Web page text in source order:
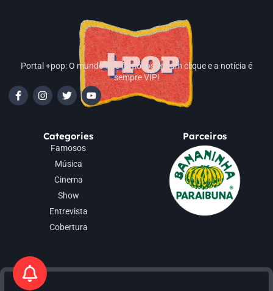
Portal +pop: O mundo dos famosos em um clique e a notícia é
sempre VIP!
Categories
Famosos
Música
Cinema
Show
Entrevista
Cobertura
Parceiros